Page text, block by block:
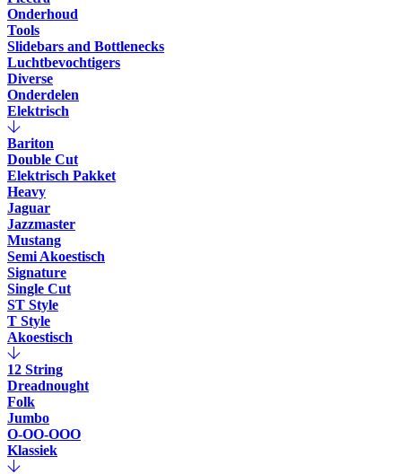
Onderhoud
Tools
Slidebars and Bottlenecks
Luchtbevochtigers
Diverse
Onderdelen
Elektrisch
Bariton
Double Cut
Elektrisch Pakket
Heavy
Jaguar
Jazzmaster
Mustang
Semi Akoestisch
Signature
Single Cut
ST Style
T Style
Akoestisch
12 String
Dreadnought
Folk
Jumbo
O-OO-OOO
Klassiek